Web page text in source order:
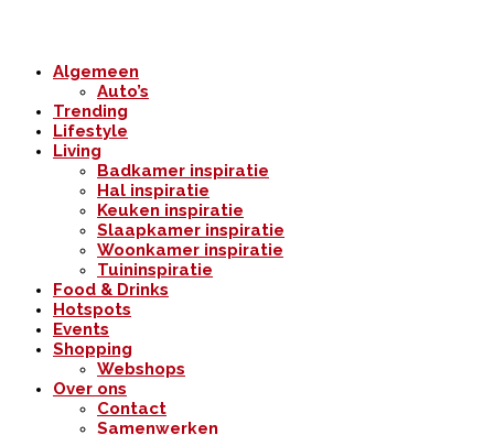
Algemeen
Auto’s
Trending
Lifestyle
Living
Badkamer inspiratie
Hal inspiratie
Keuken inspiratie
Slaapkamer inspiratie
Woonkamer inspiratie
Tuininspiratie
Food & Drinks
Hotspots
Events
Shopping
Webshops
Over ons
Contact
Samenwerken